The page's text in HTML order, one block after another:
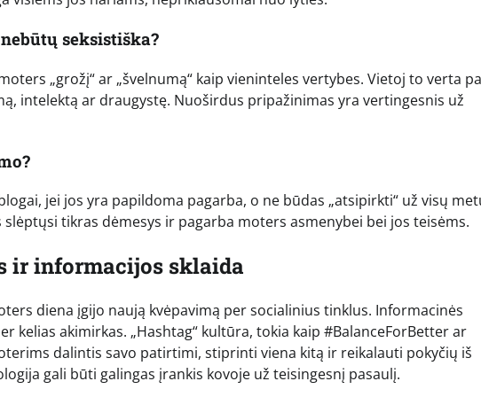
seksistiška?
„grožį“ ar „švelnumą“ kaip vieninteles vertybes. Vietoj to verta
intelektą ar draugystę. Nuoširdus pripažinimas yra vertingesnis už
jei jos yra papildoma pagarba, o ne būdas „atsipirkti“ už visų
tikras dėmesys ir pagarba moters asmenybei bei jos teisėms.
ir informacijos sklaida
diena įgijo naują kvėpavimą per socialinius tinklus. Informacinės
kelias akimirkas. „Hashtag“ kultūra, tokia kaip #BalanceForBetter ar
dalintis savo patirtimi, stiprinti viena kitą ir reikalauti pokyčių iš
gali būti galingas įrankis kovoje už teisingesnį pasaulį.